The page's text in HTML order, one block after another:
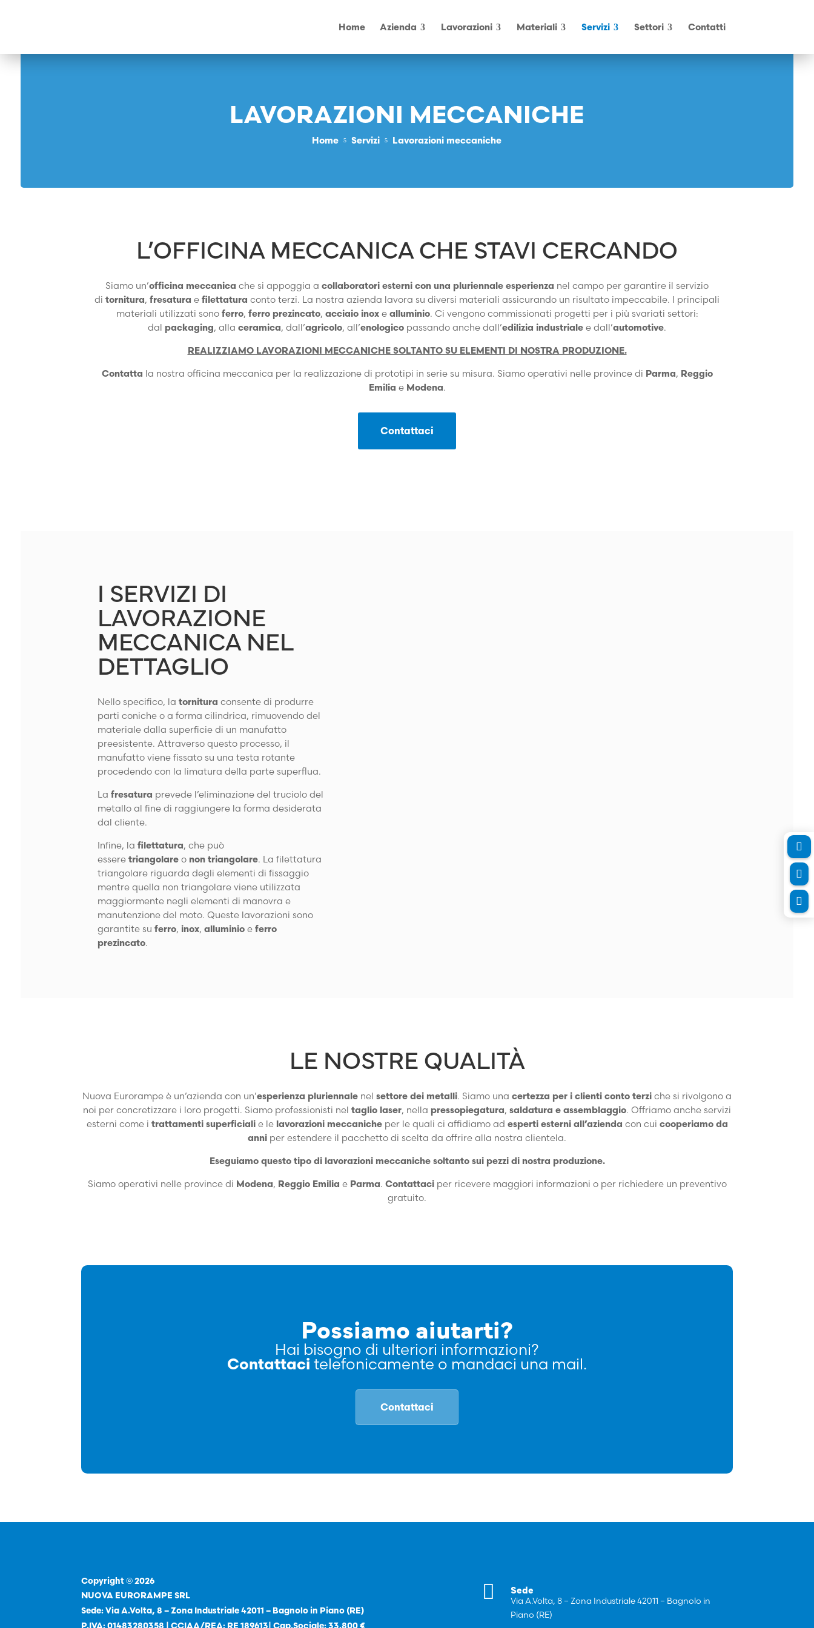
Home Azienda Lavorazioni Materiali Servizi Settori Contatti
LAVORAZIONI MECCANICHE
Home 5 Servizi 5 Lavorazioni meccaniche
L’OFFICINA MECCANICA CHE STAVI CERCANDO
Siamo un’officina meccanica che si appoggia a collaboratori esterni con una pluriennale esperienza nel campo per garantire il servizio
di tornitura, fresatura e filettatura conto terzi. La nostra azienda lavora su diversi materiali assicurando un risultato impeccabile. I principali
materiali utilizzati sono ferro, ferro prezincato, acciaio inox e alluminio. Ci vengono commissionati progetti per i più svariati settori:
dal packaging, alla ceramica, dall’agricolo, all’enologico passando anche dall’edilizia industriale e dall’automotive.
REALIZZIAMO LAVORAZIONI MECCANICHE SOLTANTO SU ELEMENTI DI NOSTRA PRODUZIONE.
Contatta la nostra officina meccanica per la realizzazione di prototipi in serie su misura. Siamo operativi nelle province di Parma, Reggio
Emilia e Modena.
Contattaci
I SERVIZI DI
LAVORAZIONE
MECCANICA NEL
DETTAGLIO
Nello specifico, la tornitura consente di produrre
parti coniche o a forma cilindrica, rimuovendo del
materiale dalla superficie di un manufatto
preesistente. Attraverso questo processo, il
manufatto viene fissato su una testa rotante
procedendo con la limatura della parte superflua.
La fresatura prevede l’eliminazione del truciolo del
metallo al fine di raggiungere la forma desiderata
dal cliente.
Infine, la filettatura, che può
essere triangolare o non triangolare. La filettatura
triangolare riguarda degli elementi di fissaggio
mentre quella non triangolare viene utilizzata
maggiormente negli elementi di manovra e
manutenzione del moto. Queste lavorazioni sono
garantite su ferro, inox, alluminio e ferro
prezincato.
LE NOSTRE QUALITÀ
Nuova Eurorampe è un’azienda con un’esperienza pluriennale nel settore dei metalli. Siamo una certezza per i clienti conto terzi che si rivolgono a
noi per concretizzare i loro progetti. Siamo professionisti nel taglio laser, nella pressopiegatura, saldatura e assemblaggio. Offriamo anche servizi
esterni come i trattamenti superficiali e le lavorazioni meccaniche per le quali ci affidiamo ad esperti esterni all’azienda con cui cooperiamo da
anni per estendere il pacchetto di scelta da offrire alla nostra clientela.
Eseguiamo questo tipo di lavorazioni meccaniche soltanto sui pezzi di nostra produzione.
Siamo operativi nelle province di Modena, Reggio Emilia e Parma. Contattaci per ricevere maggiori informazioni o per richiedere un preventivo
gratuito.
Possiamo aiutarti?
Hai bisogno di ulteriori informazioni?
Contattaci telefonicamente o mandaci una mail.
Contattaci
Copyright © 2026
NUOVA EURORAMPE SRL
Sede: Via A.Volta, 8 – Zona Industriale 42011 – Bagnolo in Piano (RE)
 Sede
Via A.Volta, 8 – Zona Industriale 42011 – Bagnolo in
Piano (RE)


